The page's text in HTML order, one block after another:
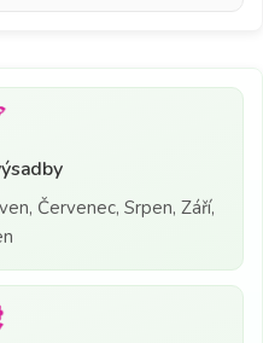
Červenec, Srpen, Září,